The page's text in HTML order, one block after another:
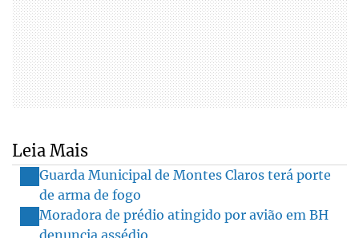
Leia Mais
Guarda Municipal de Montes Claros terá porte
de arma de fogo
Moradora de prédio atingido por avião em BH
denuncia assédio